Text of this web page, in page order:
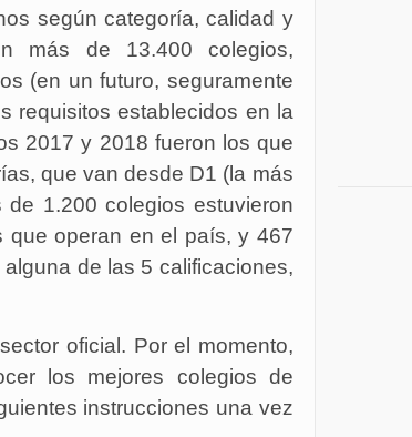
según categoría, calidad y
más de 13.400 colegios,
(en un futuro, seguramente
requisitos establecidos en la
2017 y 2018 fueron los que
que van desde D1 (la más
1.200 colegios estuvieron
que operan en el país, y 467
de las 5 calificaciones,
oficial. Por el momento,
los mejores colegios de
instrucciones una vez